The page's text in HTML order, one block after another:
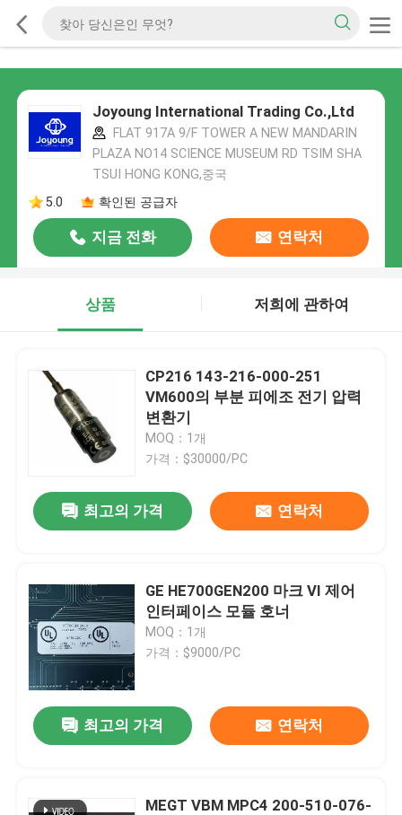
Joyoung International Trading Co.,Ltd
FLAT 917A 9/F TOWER A NEW MANDARIN
PLAZA NO14 SCIENCE MUSEUM RD TSIM SHA
TSUI HONG KONG,중국
5.0
확인된 공급자
지금 전화 연락처
상품 저희에 관하여
CP216 143-216-000-251
VM600의 부분 피에조 전기 압력
변환기
MOQ：1개
가격：$30000/PC
최고의 가격 연락처
GE HE700GEN200 마크 VI 제어
인터페이스 모듈 호너
MOQ：1개
가격：$9000/PC
최고의 가격 연락처
MEGT VBM MPC4 200-510-076-